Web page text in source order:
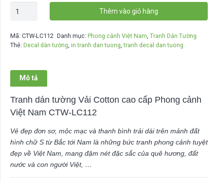
"Hoa
Trắng"
số
lượng
Thêm vào giỏ hàng
Mã: CTW-LC112 Danh mục:Phong cảnh Việt Nam,Tranh Dán Tường
Thẻ: Decal dán tường, in tranh dan tuong,tranh decal dan tuong
Mô tả
Tranh dán tường Vải Cotton cao cấp Phong cảnh
Việt Nam CTW-LC112
Vẻ đẹp đơn sơ, mộc mạc và thanh bình trải dài trên mảnh đất
hình chữ S từ Bắc tới Nam là những bức tranh phong cảnh tuyệt
đẹp về Việt Nam, mang đậm nét đặc sắc của quê hương, đất
nước và con người Việt, …